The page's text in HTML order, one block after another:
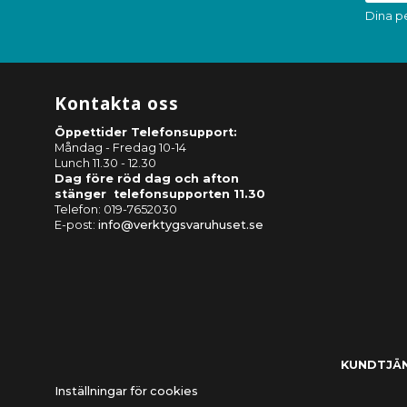
Dina
Kontakta oss
Öppettider Telefonsupport:
Måndag - Fredag 10-14
Lunch 11.30 - 12.30
Dag före röd dag och afton
stänger telefonsupporten 11.30
Telefon: 019-7652030
E-post: info@verktygsvaruhuset.se
Inställningar för cookies